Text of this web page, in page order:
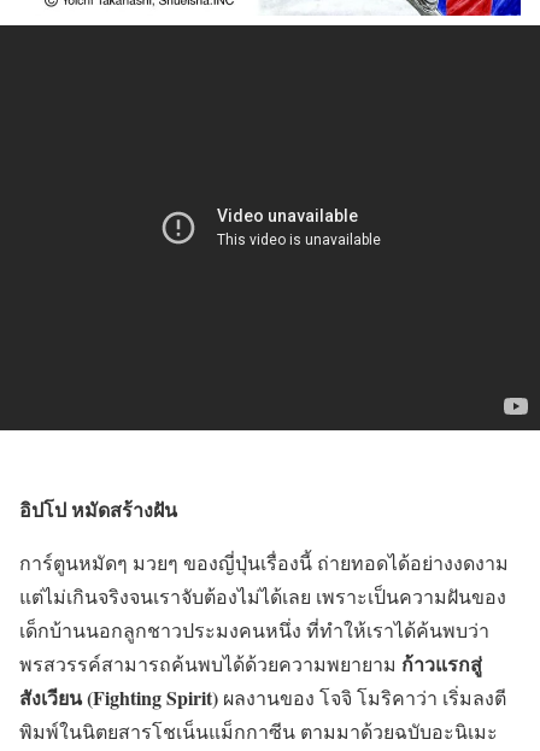
อิปโป หมัดสร้างฝัน
การ์ตูนหมัดๆ มวยๆ ของญี่ปุ่นเรื่องนี้ ถ่ายทอดได้อย่างงดงาม
แต่ไม่เกินจริงจนเราจับต้องไม่ได้เลย เพราะเป็นความฝันของ
เด็กบ้านนอกลูกชาวประมงคนหนึ่ง ที่ทำให้เราได้ค้นพบว่า
พรสวรรค์สามารถค้นพบได้ด้วยความพยายาม ก้าวแรกสู่
สังเวียน (Fighting Spirit) ผลงานของ โจจิ โมริคาว่า เริ่มลงตี
พิมพ์ในนิตยสารโชเน็นแม็กกาซีน ตามมาด้วยฉบับอะนิเมะ